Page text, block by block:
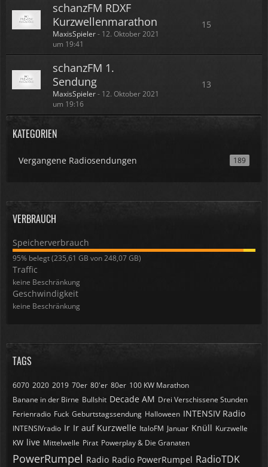
schanzFM RDXF
Kurzwellenmarathon
MaxisSpieler- 12. Oktober 2021
um 19:41
15
schanzFM 1.
Sendung
MaxisSpieler- 12. Oktober 2021
um 19:16
13
KATEGORIEN
Vergangene Radiosendungen 189
VERBRAUCH
Speicherverbrauch
94,98%
95% belegt (235,61 GB von 248,07 GB)
Traffic
keine Beschränkung
Geschwindigkeit
keine Beschränkung
TAGS
6070 2020 2019 70er 80'er 80er 100 KW Marathon
Banane in der Birne Bullshit Decade AM Drei Verschissene Stunden
Ferienradio Fuck Geburtstagssendung Halloween INTENSIV Radio
INTENSIVradio Ir Ir auf Kurzwelle ItaloFM Januar Knüll Kurzwelle
KW live Mittelwelle Pirat Powerplay & Die Granaten
PowerRumpel Radio Radio PowerRumpel RadioTDK